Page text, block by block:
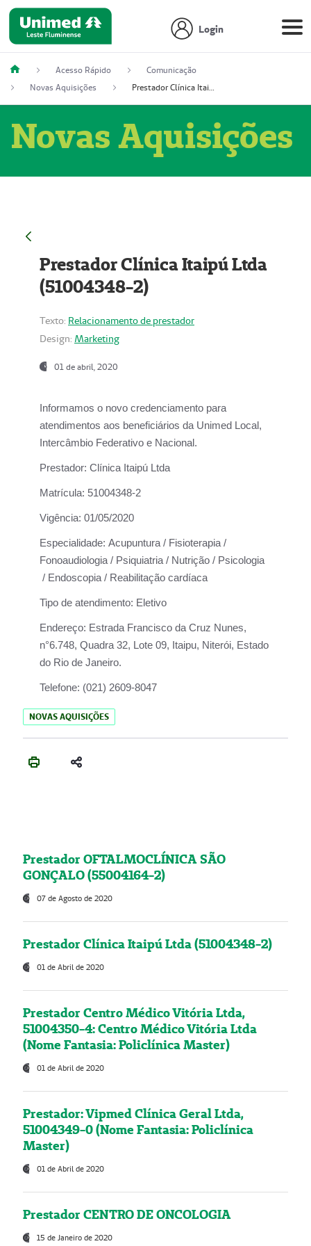
Login
Acesso Rápido
Comunicação
Novas Aquisições
Prestador Clínica Itaipú Ltda (51004348-2)
Novas Aquisições
Prestador Clínica Itaipú Ltda
(51004348-2)
Texto: Relacionamento de prestador
Design: Marketing
01 de abril, 2020
Informamos o novo credenciamento para
atendimentos aos beneficiários da Unimed Local,
Intercâmbio Federativo e Nacional.
Prestador: Clínica Itaipú Ltda
Matrícula: 51004348-2
Vigência: 01/05/2020
Especialidade: Acupuntura / Fisioterapia /
Fonoaudiologia / Psiquiatria / Nutrição / Psicologia
/ Endoscopia / Reabilitação cardíaca
Tipo de atendimento: Eletivo
Endereço: Estrada Francisco da Cruz Nunes,
n°6.748, Quadra 32, Lote 09, Itaipu, Niterói, Estado
do Rio de Janeiro.
Telefone: (021) 2609-8047
NOVAS AQUISIÇÕES
Prestador OFTALMOCLÍNICA SÃO
GONÇALO (55004164-2)
07 de Agosto de 2020
Prestador Clínica Itaipú Ltda (51004348-2)
01 de Abril de 2020
Prestador Centro Médico Vitória Ltda,
51004350-4: Centro Médico Vitória Ltda
(Nome Fantasia: Policlínica Master)
01 de Abril de 2020
Prestador: Vipmed Clínica Geral Ltda,
51004349-0 (Nome Fantasia: Policlínica
Master)
01 de Abril de 2020
Prestador CENTRO DE ONCOLOGIA
15 de Janeiro de 2020